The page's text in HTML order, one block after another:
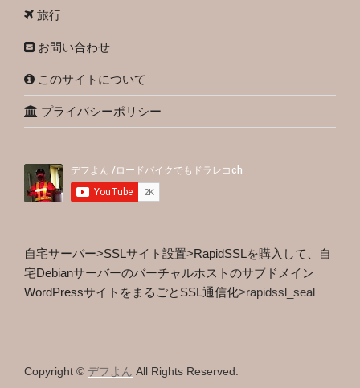
旅行
お問い合わせ
このサイトについて
プライバシーポリシー
自宅サーバー>SSLサイト設置>RapidSSLを購入して、自
宅Debianサーバーのバーチャルホストのサブドメイン
WordPressサイトをまるごとSSL通信化>rapidssl_seal
Copyright © デフよん All Rights Reserved.